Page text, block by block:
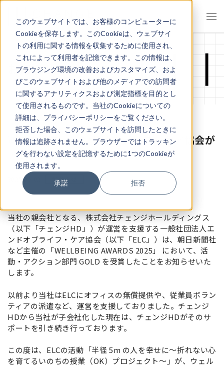
このウェブサイトでは、お客様のコンピューターに
Cookieを保存します。このCookieは、ウェブサイ
トの利用に関する情報を収集するために使用され、
これによって利用者を記憶できます。この情報は、
ブラウジング環境の改善およびカスタマイズ、およ
びこのウェブサイトおよび他のメディアでの訪問者
に関するアナリティクスおよび測定指標を目的とし
て使用されるものです。当社のCookieについての
詳細は、プライバシーポリシーをご覧ください。
拒否した場合、このウェブサイトを訪問したときに
情報は追跡されません。ブラウザーではトラッキン
グを行わない設定を記憶するために1つのCookieが
使用されます。
承諾 拒否
お知らせ
運営支援先、エンドオブライフ・ケア協会が
アワードを受賞
2025.05.02 お知らせ
当社の親会社となる、株式会社チェンジホールディングス
（以下「チェンジHD」）が運営を支援する一般社団法人エ
ンドオブライフ・ケア協会（以下「ELC」）は、朝日新聞社
など主催の「WELLBEING AWARDS 2025」 において、活
動・アクション部門 GOLD を受賞したことをお知らせいた
します。
以前より当社はELCにオフィスの無償提供や、従業員ボラン
ティアの派遣など、運営を支援しておりました。チェンジ
HDから当社が子会社化した現在は、チェンジHDがそのサ
ポートを引き続き行っております。
この度は、 ELCの活動「半径 5m の人を幸せに～折れない心
を育てるいのちの授業（OK）プロジェクト～」が、ウェル